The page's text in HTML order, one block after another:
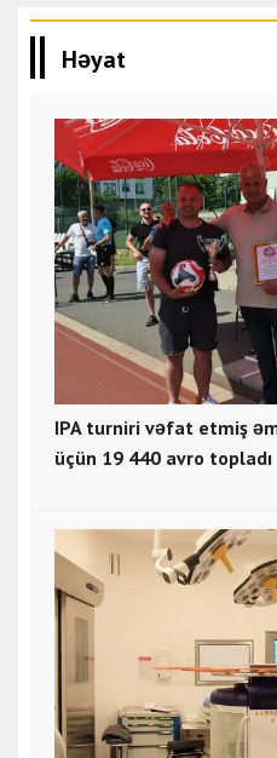
Həyat
IPA turniri vəfat etmiş
üçün 19 440 avro topladı